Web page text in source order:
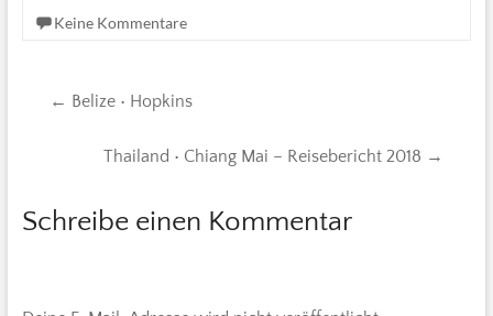
Keine Kommentare
← Belize • Hopkins
Thailand • Chiang Mai – Reisebericht 2018 →
Schreibe einen Kommentar